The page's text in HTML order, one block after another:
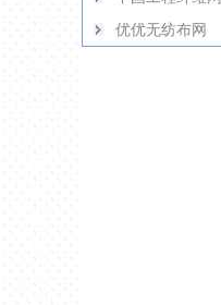
优优无纺布网